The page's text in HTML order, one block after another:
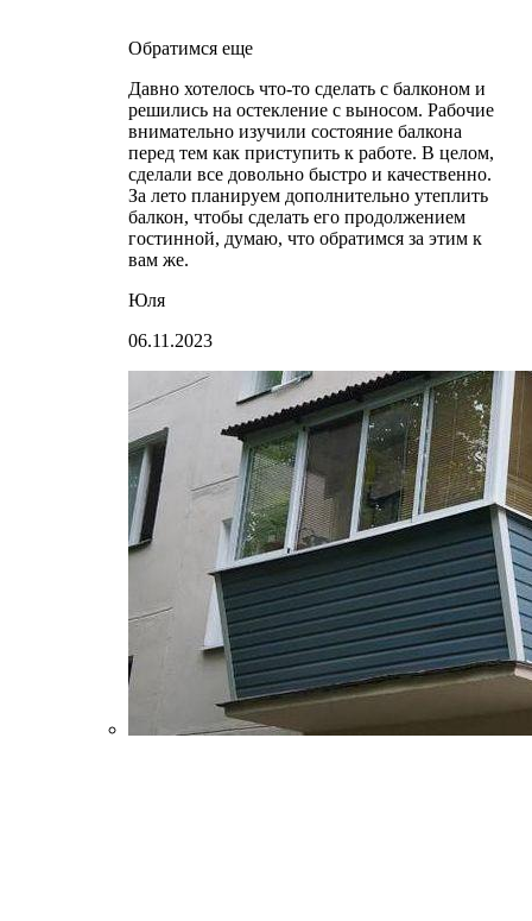
Обратимся еще
Давно хотелось что-то сделать с балконом и
решились на остекление с выносом. Рабочие
внимательно изучили состояние балкона
перед тем как приступить к работе. В целом,
сделали все довольно быстро и качественно.
За лето планируем дополнительно утеплить
балкон, чтобы сделать его продолжением
гостинной, думаю, что обратимся за этим к
вам же.
Юля
06.11.2023